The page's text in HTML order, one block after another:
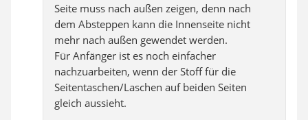
Seite muss nach außen zeigen, denn nach
dem Absteppen kann die Innenseite nicht
mehr nach außen gewendet werden.
Für Anfänger ist es noch einfacher
nachzuarbeiten, wenn der Stoff für die
Seitentaschen/Laschen auf beiden Seiten
gleich aussieht.